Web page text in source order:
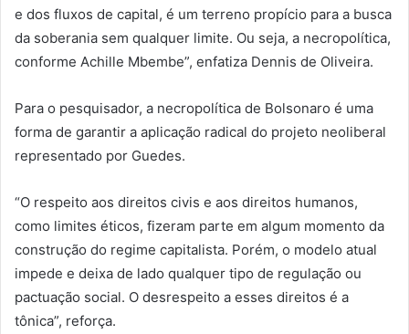
e dos fluxos de capital, é um terreno propício para a busca
da soberania sem qualquer limite. Ou seja, a necropolítica,
conforme Achille Mbembe”, enfatiza Dennis de Oliveira.
Para o pesquisador, a necropolítica de Bolsonaro é uma
forma de garantir a aplicação radical do projeto neoliberal
representado por Guedes.
“O respeito aos direitos civis e aos direitos humanos,
como limites éticos, fizeram parte em algum momento da
construção do regime capitalista. Porém, o modelo atual
impede e deixa de lado qualquer tipo de regulação ou
pactuação social. O desrespeito a esses direitos é a
tônica”, reforça.